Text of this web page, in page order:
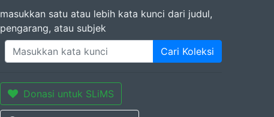
masukkan satu atau lebih kata kunci dari judul,
pengarang, atau subjek
Cari Koleksi
Donasi untuk SLiMS